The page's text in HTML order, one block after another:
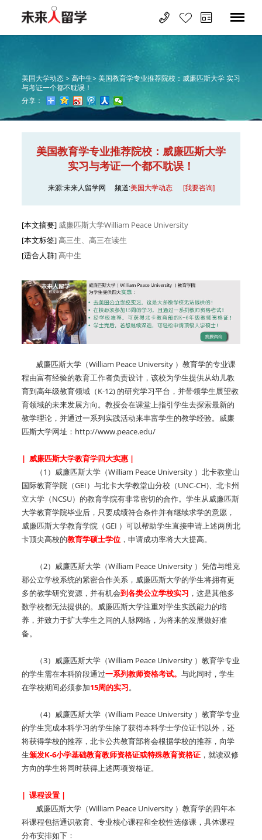
美国大学动态 >高中生>美国教育学专业推荐院校：威廉匹斯大学 实习
与考证一个都不耽误！
分享：
美国教育学专业推荐院校：威廉匹斯大学
实习与考证一个都不耽误！
来源:未来人留学网 频道:美国大学动态 [我要咨询]
[本文摘要] 威廉匹斯大学William Peace University
[本文标签]高三生、高三在读生
[适合人群]高中生
威廉匹斯大学（William Peace University ）教育学的专业课
程由富有经验的教育工作者负责设计，该校为学生提供从幼儿教
育到高年级教育领域（K-12) 的研究学习平台，并带领学生展望教
育领域的未来发展方向。教授会在课堂上指引学生去探索最新的
教学理论，并通过一系列实践活动来丰富学生的教学经验。威廉
匹斯大学网址： http://www.peace.edu/
| 威廉匹斯大学教育学四大实惠 |
（1）威廉匹斯大学（William Peace University ）北卡教堂山
国际教育学院（GEI）与北卡大学教堂山分校（UNC-CH)、北卡州
立大学（NCSU）的教育学院有非常密切的合作。学生从威廉匹斯
大学教育学院毕业后，只要成绩符合条件并有继续求学的意愿，
威廉匹斯大学教育学院（GEI ）可以帮助学生直接申请上述两所北
卡顶尖高校的教育学硕士学位 ，申请成功率将大大提高。
（2）威廉匹斯大学（William Peace University ）凭借与维克
郡公立学校系统的紧密合作关系，威廉匹斯大学的学生将拥有更
多的教学研究资源，并有机会到各类公立学校实习 ，这是其他多
数学校都无法提供的。威廉匹斯大学注重对学生实践能力的培
养，并致力于扩大学生之间的人脉网络，为将来的发展做好准
备。
（3）威廉匹斯大学（William Peace University ）教育学专业
的学生需在本科阶段通过一系列教师资格考试。 与此同时，学生
在学校期间必须参加15周的实习。
（4）威廉匹斯大学（William Peace University ）教育学专业
的学生完成本科学习的学生除了获得本科学士学位证书以外，还
将获得学校的推荐，北卡公共教育部将会根据学校的推荐，向学
生颁发K-6小学基础教育教师资格证或特殊教育资格证 ，就读双修
方向的学生将同时获得上述两项资格证。
| 课程设置 |
威廉匹斯大学（William Peace University ）教育学的四年本
科课程包括通识教育、专业核心课程和全校性选修课，具体课程
分布安排如下：